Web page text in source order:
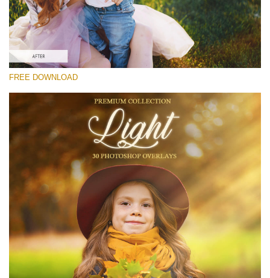
Small 800*533px
Light Overlays
(30 Overlays)
Large 6000*4000px
Large 6000*4000px
Entire Collection
(1783 Overlays)
Large 6000*4000px
無料ダウンロード
FREE DOWNLOAD